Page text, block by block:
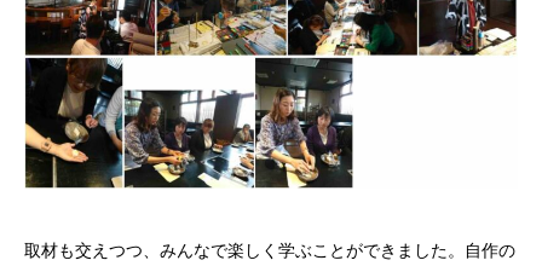
取材も交えつつ、みんなで楽しく学ぶことができました。自作の